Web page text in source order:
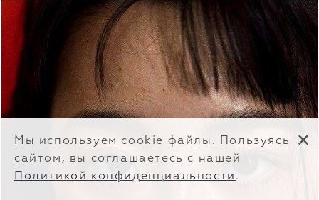
Мы используем cookie файлы. Пользуясь
сайтом, вы соглашаетесь с нашей
Политикой конфиденциальности .
✕